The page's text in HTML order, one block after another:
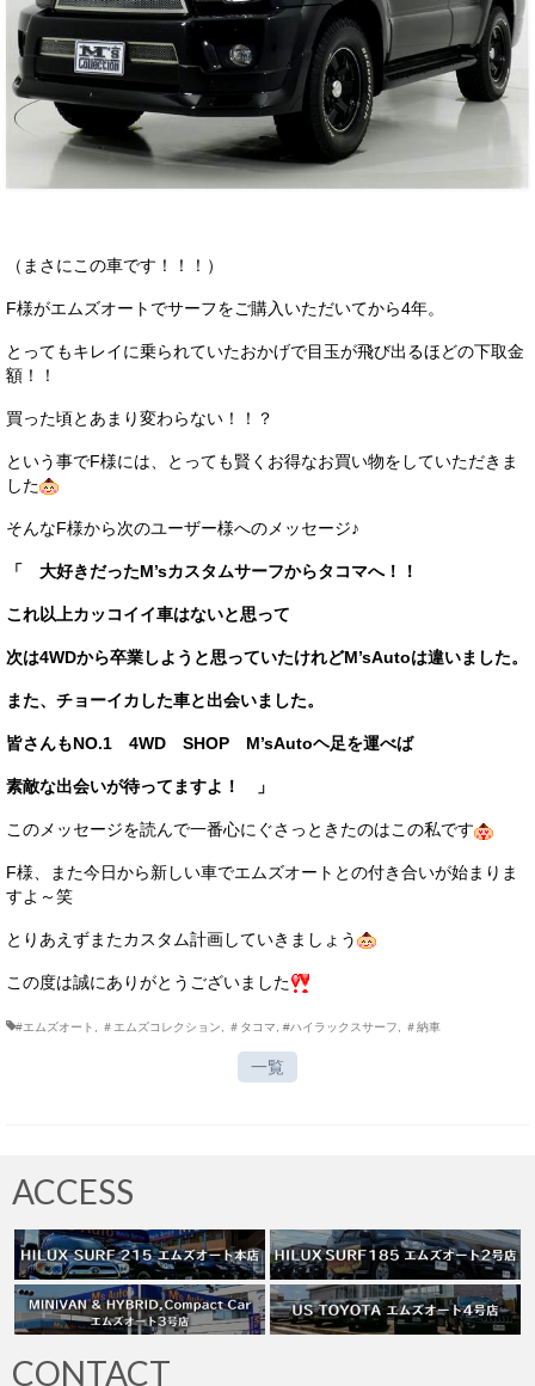
（まさにこの車です！！！）
F様がエムズオートでサーフをご購入いただいてから4年。
とってもキレイに乗られていたおかげで目玉が飛び出るほどの下取金
額！！
買った頃とあまり変わらない！！？
という事でF様には、とっても賢くお得なお買い物をしていただきま
した
そんなF様から次のユーザー様へのメッセージ♪
「 大好きだったM’sカスタムサーフからタコマへ！！
これ以上カッコイイ車はないと思って
次は4WDから卒業しようと思っていたけれどM’sAutoは違いました。
また、チョーイカした車と出会いました。
皆さんもNO.1 4WD SHOP M’sAutoヘ足を運べば
素敵な出会いが待ってますよ！ 」
このメッセージを読んで一番心にぐさっときたのはこの私です
F様、また今日から新しい車でエムズオートとの付き合いが始まりま
すよ～笑
とりあえずまたカスタム計画していきましょう
この度は誠にありがとうございました
#エムズオート ＃エムズコレクション ＃タコマ #ハイラックスサーフ ＃納車
一覧
ACCESS
CONTACT